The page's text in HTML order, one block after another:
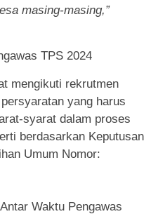
masing-masing,”
TPS 2024
mengikuti rekrutmen
yang harus
syarat dalam proses
berdasarkan Keputusan
Umum Nomor:
Waktu Pengawas